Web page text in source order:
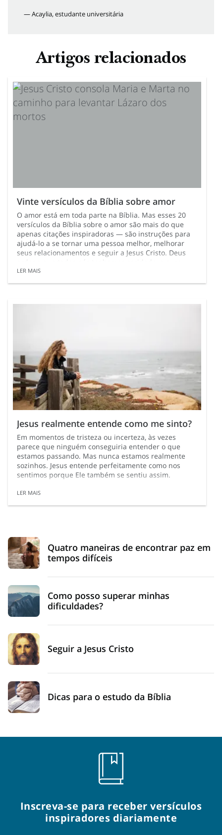
— Acaylia, estudante universitária
Artigos relacionados
Vinte versículos da Bíblia sobre amor
O amor está em toda parte na Bíblia. Mas esses 20
versículos da Bíblia sobre o amor são mais do que
apenas citações inspiradoras — são instruções para
ajudá-lo a se tornar uma pessoa melhor, melhorar
seus relacionamentos e seguir a Jesus Cristo. Deus
amor de Cristo, para com todos.
LER MAIS
Jesus realmente entende como me sinto?
Em momentos de tristeza ou incerteza, às vezes
parece que ninguém conseguiria entender o que
estamos passando. Mas nunca estamos realmente
sozinhos. Jesus entende perfeitamente como nos
sentimos porque Ele também se sentiu assim.
LER MAIS
Quatro maneiras de encontrar paz em
tempos difíceis
Como posso superar minhas
dificuldades?
Seguir a Jesus Cristo
Dicas para o estudo da Bíblia
Inscreva-se para receber versículos
inspiradores diariamente